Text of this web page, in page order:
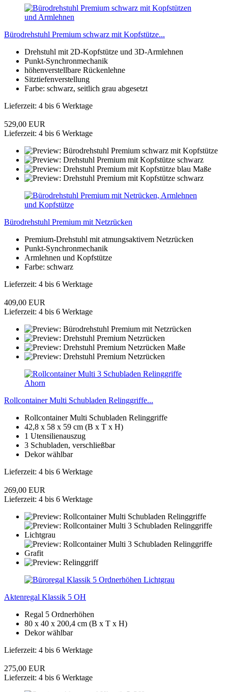
Bürodrehstuhl Premium schwarz mit Kopfstütze...
Drehstuhl mit 2D-Kopfstütze und 3D-Armlehnen
Punkt-Synchronmechanik
höhenverstellbare Rückenlehne
Sitztiefenverstellung
Farbe: schwarz, seitlich grau abgesetzt
Lieferzeit: 4 bis 6 Werktage
529,00 EUR
Lieferzeit: 4 bis 6 Werktage
Bürodrehstuhl Premium mit Netzrücken
Premium-Drehstuhl mit atmungsaktivem Netzrücken
Punkt-Synchronmechanik
Armlehnen und Kopfstütze
Farbe: schwarz
Lieferzeit: 4 bis 6 Werktage
409,00 EUR
Lieferzeit: 4 bis 6 Werktage
Rollcontainer Multi Schubladen Relinggriffe...
Rollcontainer Multi Schubladen Relinggriffe
42,8 x 58 x 59 cm (B x T x H)
1 Utensilienauszug
3 Schubladen, verschließbar
Dekor wählbar
Lieferzeit: 4 bis 6 Werktage
269,00 EUR
Lieferzeit: 4 bis 6 Werktage
Aktenregal Klassik 5 OH
Regal 5 Ordnerhöhen
80 x 40 x 200,4 cm (B x T x H)
Dekor wählbar
Lieferzeit: 4 bis 6 Werktage
275,00 EUR
Lieferzeit: 4 bis 6 Werktage